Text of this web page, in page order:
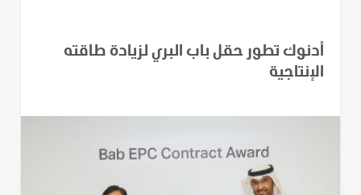
أدنوك تطور حقل باب البري لزيادة طاقته
الإنتاجية